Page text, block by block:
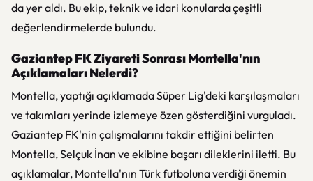
da yer aldı. Bu ekip, teknik ve idari konularda çeşitli
değerlendirmelerde bulundu.
Gaziantep FK Ziyareti Sonrası Montella'nın
Açıklamaları Nelerdi?
Montella, yaptığı açıklamada Süper Lig'deki karşılaşmaları
ve takımları yerinde izlemeye özen gösterdiğini vurguladı.
Gaziantep FK'nin çalışmalarını takdir ettiğini belirten
Montella, Selçuk İnan ve ekibine başarı dileklerini iletti. Bu
açıklamalar, Montella'nın Türk futboluna verdiği önemin